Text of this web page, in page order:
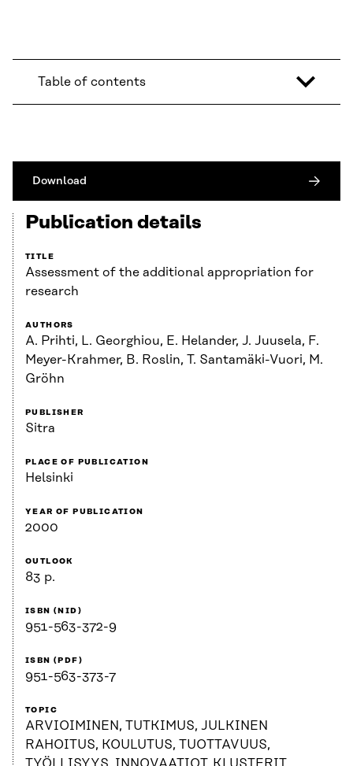
Table of contents
Download
Publication details
TITLE
Assessment of the additional appropriation for
research
AUTHORS
A. Prihti, L. Georghiou, E. Helander, J. Juusela, F.
Meyer-Krahmer, B. Roslin, T. Santamäki-Vuori, M.
Gröhn
PUBLISHER
Sitra
PLACE OF PUBLICATION
Helsinki
YEAR OF PUBLICATION
2000
OUTLOOK
83 p.
ISBN (NID)
951-563-372-9
ISBN (PDF)
951-563-373-7
TOPIC
ARVIOIMINEN, TUTKIMUS, JULKINEN
RAHOITUS, KOULUTUS, TUOTTAVUUS,